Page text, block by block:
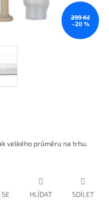
299 Kč
–20 %
velkého průměru na trhu.
HLÍDAT SDÍLET